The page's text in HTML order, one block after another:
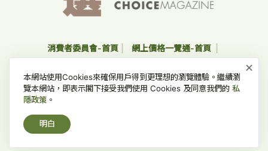
消費者委員會-首頁
網上價格一覽通-首頁
免責、版權及無障礙聲明
常見問題
本網站使用Cookies來確保用戶得到更理想的瀏覽體驗。繼續瀏
覽本網站，即表示閣下接受我們使用 Cookies 及同意我們的 私
隱政策。
明白
×